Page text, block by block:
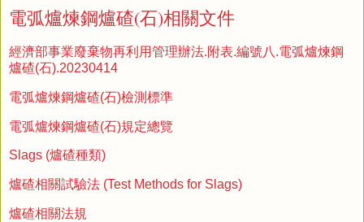
電弧爐煉鋼爐碴(石)相關文件
經濟部事業廢棄物再利用管理辦法.附表.編號八.電弧爐煉鋼
爐碴(石).20230414
電弧爐煉鋼爐碴(石)檢測標準
電弧爐煉鋼爐碴(石)規定總覽
Slags (爐碴種類)
爐碴相關試驗法 (Test Methods for Slags)
爐碴相關法規